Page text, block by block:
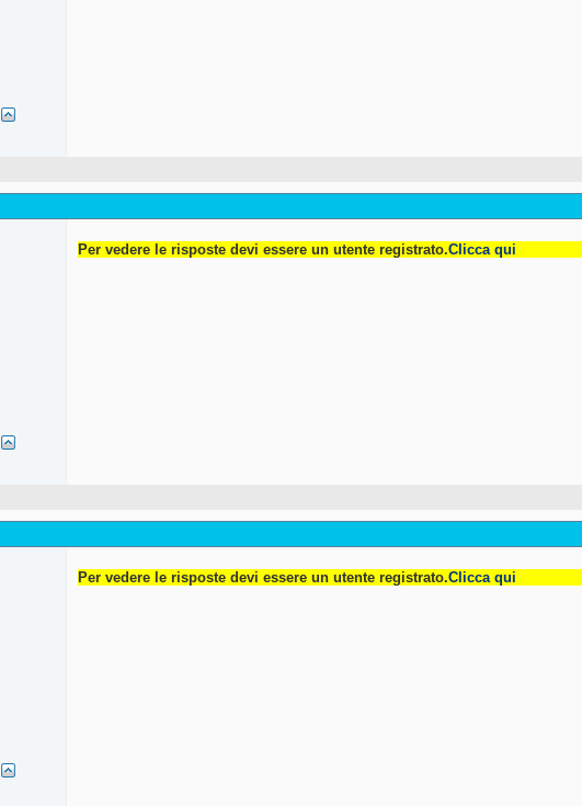
Per vedere le risposte devi essere un utente registrato.Clicca qui
Per vedere le risposte devi essere un utente registrato.Clicca qui